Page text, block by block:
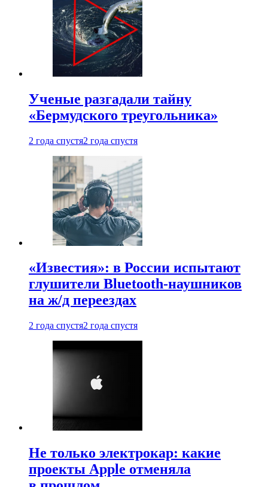
Ученые разгадали тайну
«Бермудского треугольника»
2 года спустя2 года спустя
«Известия»: в России испытают
глушители Bluetooth-наушников
на ж/д переездах
2 года спустя2 года спустя
Не только электрокар: какие
проекты Apple отменяла